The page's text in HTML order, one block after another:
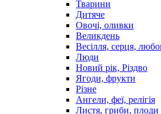
Тварини
Дитяче
Овочі, оливки
Великдень
Весілля, серця,
Люди
Новий рік, Різдво
Ягоди, фрукти
Різне
Ангели, феї, релігія
Листя, гриби, плоди